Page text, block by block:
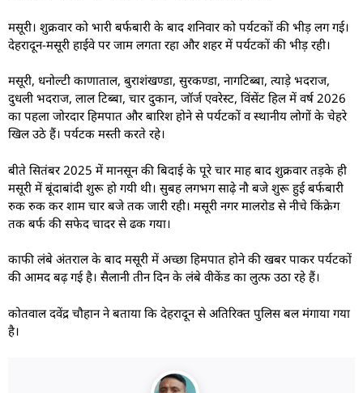
मसूरी। शुक्रवार को भारी बर्फबारी के बाद शनिवार को पर्यटकों की भीड़ लग गई।
देहरादून-मसूरी हाईवे पर जाम लगता रहा और शहर में पर्यटकों की भीड़ रही।
मसूरी, धनोल्टी काणाताल, बुराशंखण्डा, सुरकण्डा, नागटिब्बा, त्याड़े भदराज,
दुधली भदराज, लाल टिब्बा, चार दुकान, जॉर्ज एवरेस्ट, विंसेंट हिल में वर्ष 2026
का पहला जोरदार हिमपात और बारिश होने से पर्यटकों व स्थानीय लोगों के चेहरे
खिल उठे हैं। पर्यटक मस्ती करते रहे।
बीते सितंबर 2025 में मानसून की बिदाई के पूरे चार माह बाद शुक्रवार तड़के ही
मसूरी में बूंदाबांदी शुरू हो गयी थी। सुबह लगभग साढे़ नौ बजे शुरू हुई बर्फबारी
रुक रुक कर शाम चार बजे तक जारी रही। मसूरी नगर मालरोड से नीचे किंक्रेग
तक बर्फ की सफेद चादर से ढक गया।
काफी लंबे अंतराल के बाद मसूरी में अच्छा हिमपात होने की खबर पाकर पर्यटकों
की आमद बढ़ गई है। सैलानी तीन दिन के लंबे वीकेंड का लुत्‍फ उठा रहे हैं।
कोतवाल दवेंद्र चौहान ने बताया कि देहरादून से अतिरिक्त पुलिस बल मंगाया गया
है।